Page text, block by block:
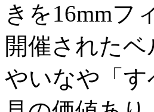
きを16mmフ
開催された
やいなや「